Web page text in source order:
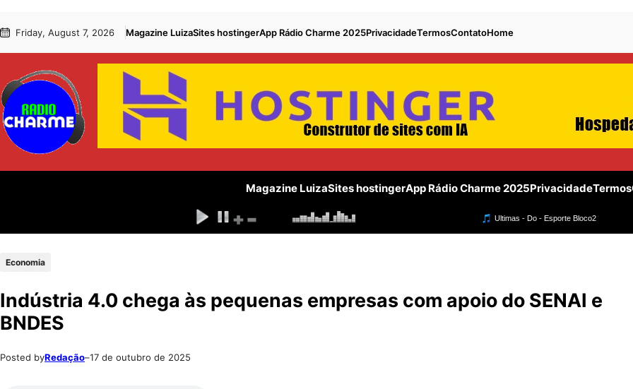
para
conteúdo
to Friday, August 7, 2026 Magazine LuizaSites hostingerApp Rádio Charme 2025PrivacidadeTermosContatoHome
Magazine LuizaSites hostingerApp Rádio Charme 2025PrivacidadeTermos
Economia
Indústria 4.0 chega às pequenas empresas com apoio do SENAI e
BNDES
Posted byRedação–17 de outubro de 2025